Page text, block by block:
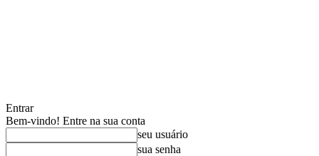
Entrar
Bem-vindo! Entre na sua conta
seu usuário
sua senha